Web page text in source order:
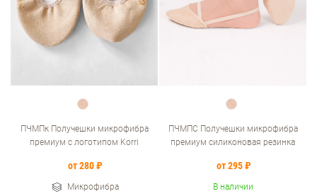
ПЧМПк Получешки микрофибра
премиум с логотипом Korri
от 280 ₽
Микрофибра
ПЧМПС Получешки микрофибра
премиум силиконовая резинка
от 295 ₽
В наличии